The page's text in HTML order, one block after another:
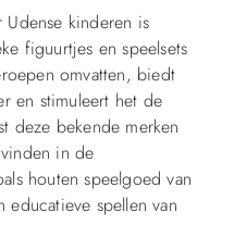
kinderen is
figuurtjes en speelsets
omvatten, biedt
en stimuleert het de
deze bekende merken
in de
houten speelgoed van
educatieve spellen van